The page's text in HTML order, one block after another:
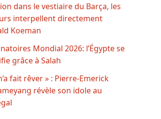
dans le vestiaire du Barça, les
interpellent directement
Koeman
Mondial 2026: l’Égypte se
grâce à Salah
fait rêver » : Pierre-Emerick
révèle son idole au